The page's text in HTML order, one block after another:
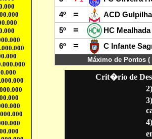
Crit�rio de